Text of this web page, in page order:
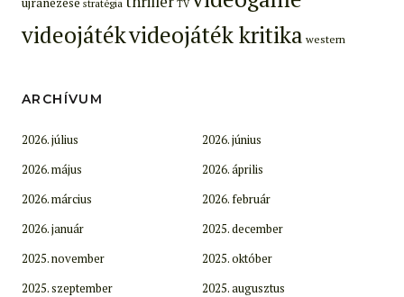
stratégia TV
videojátékvideojáték kritika western
ARCHÍVUM
2026. július
2026. június
2026. május
2026. április
2026. március
2026. február
2026. január
2025. december
2025. november
2025. október
2025. szeptember
2025. augusztus